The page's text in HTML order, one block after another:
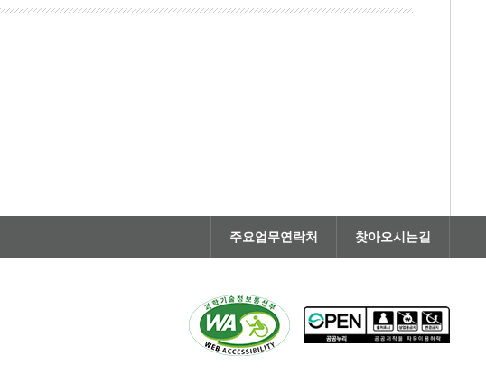
주요업무연락처 찾아오시는길